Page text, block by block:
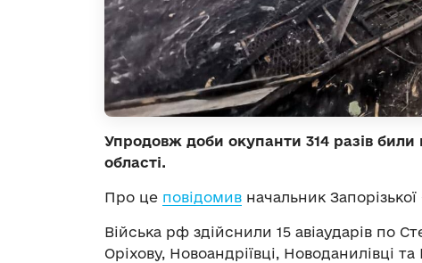
Упродовж доби окупанти 314 разів били
області.
Про це повідомив начальник
Війська рф здійснили 15 авіаударів по
Оріхову, Новоандріївці, Новоданилівці та